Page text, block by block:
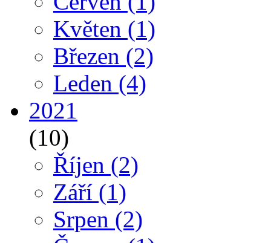
Květen (1)
Březen (2)
Leden (4)
2021
(10)
Říjen (2)
Září (1)
Srpen (2)